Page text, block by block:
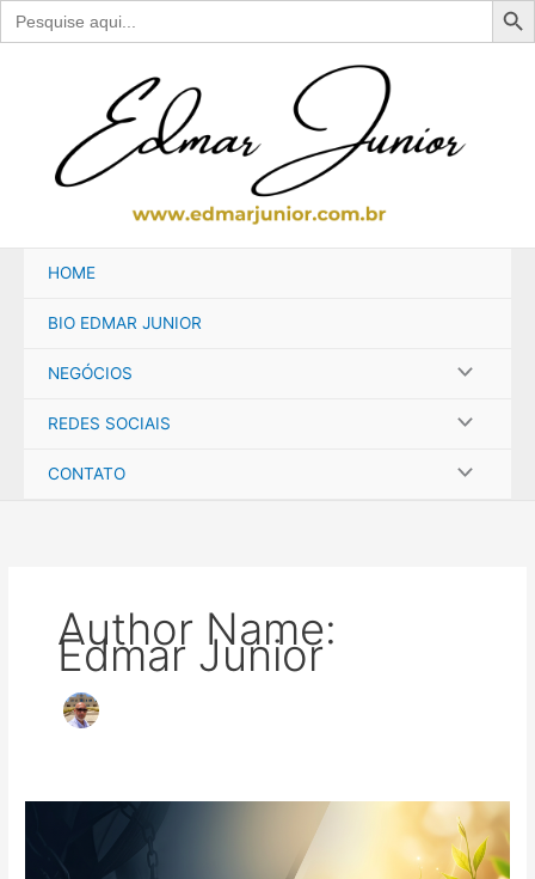
Search
for:
HOME
BIO EDMAR JUNIOR
NEGÓCIOS
REDES SOCIAIS
CONTATO
Author Name:
Edmar Junior